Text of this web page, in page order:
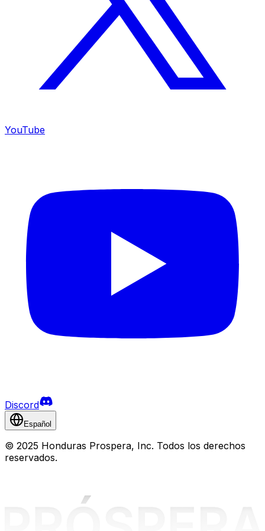
YouTube
Discord
Español
© 2025 Honduras Prospera, Inc. Todos los derechos
reservados.